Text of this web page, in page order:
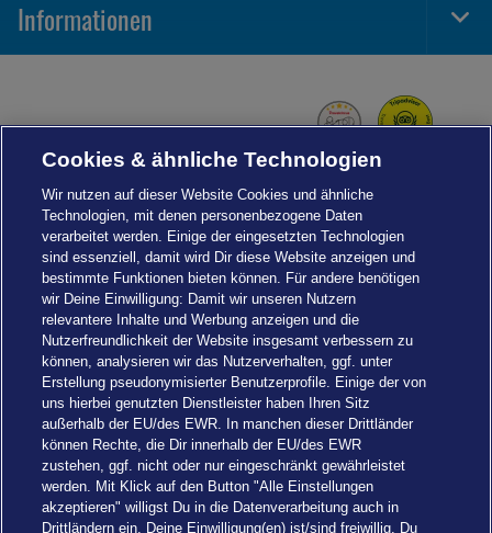
Informationen
Einstellungen
Cookies & ähnliche Technologien
Wir nutzen auf dieser Website Cookies und ähnliche
Technologien, mit denen personenbezogene Daten
verarbeitet werden. Einige der eingesetzten Technologien
sind essenziell, damit wird Dir diese Website anzeigen und
bestimmte Funktionen bieten können. Für andere benötigen
wir Deine Einwilligung: Damit wir unseren Nutzern
relevantere Inhalte und Werbung anzeigen und die
Nutzerfreundlichkeit der Website insgesamt verbessern zu
können, analysieren wir das Nutzerverhalten, ggf. unter
Erstellung pseudonymisierter Benutzerprofile. Einige der von
uns hierbei genutzten Dienstleister haben Ihren Sitz
außerhalb der EU/des EWR. In manchen dieser Drittländer
können Rechte, die Dir innerhalb der EU/des EWR
zustehen, ggf. nicht oder nur eingeschränkt gewährleistet
werden. Mit Klick auf den Button "Alle Einstellungen
akzeptieren" willigst Du in die Datenverarbeitung auch in
Drittländern ein. Deine Einwilligung(en) ist/sind freiwillig. Du